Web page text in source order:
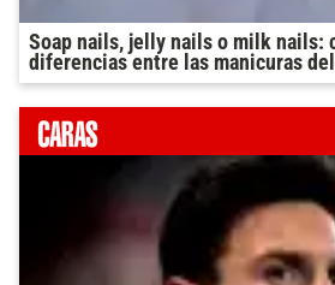
Soap nails, jelly nails o milk nails:
diferencias entre las manicuras